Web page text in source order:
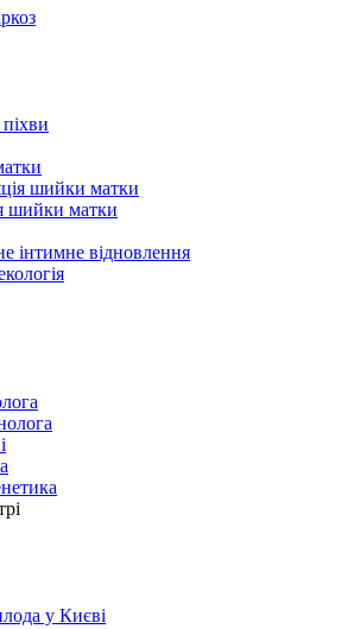
шийки матки
шийки матки
інтимне відновлення
у Києві